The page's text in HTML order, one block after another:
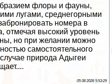
флоры и фауны,
лугами, среднегорными
номера в
отмечая высокий уровень
но при желании можно
самостоятельного
природа Адыгеи
05 08 2026 5:53:29